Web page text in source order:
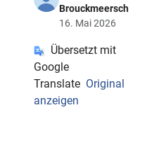
Brouckmeersch
16. Mai 2026
Übersetzt mit
Google
Translate Original
anzeigen